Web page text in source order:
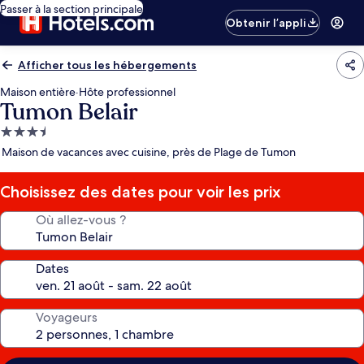
Passer à la section principale
Obtenir l’appli
Afficher tous les hébergements
Maison entière·Hôte professionnel
Tumon Belair
Hébergement
3.5 étoiles
Maison de vacances avec cuisine, près de Plage de Tumon
Choisissez des dates pour voir les prix
Où allez-vous ?
Dates
Voyageurs